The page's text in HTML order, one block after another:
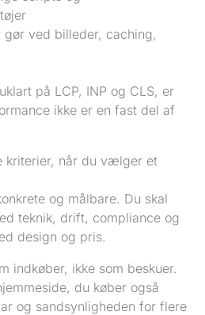
gør ved billeder, caching,
på LCP, INP og CLS, er
ikke er en fast del af
kriterier, når du vælger et
og målbare. Du skal
teknik, drift, compliance og
design og pris.
indkøber, ikke som beskuer.
du køber også
og sandsynligheden for flere